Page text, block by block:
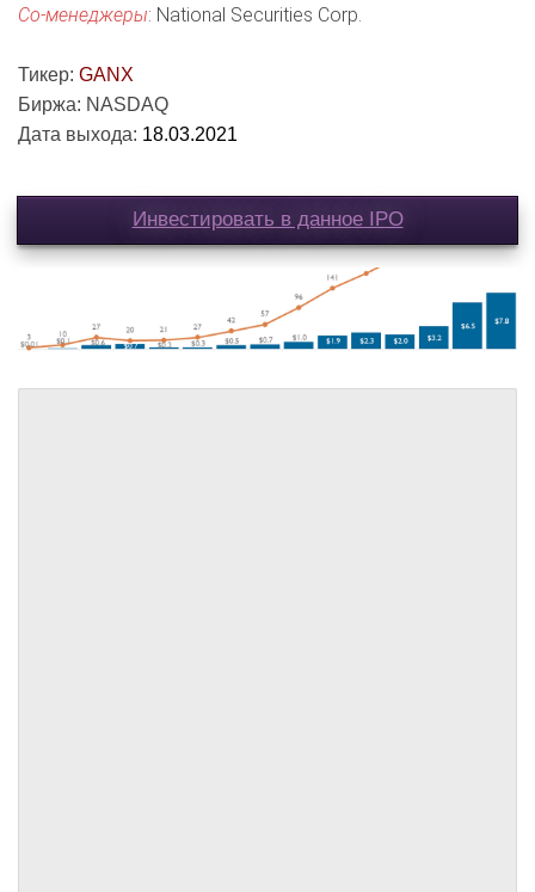
Со-менеджеры: National Securities Corp.
Тикер: GANX
Биржа: NASDAQ
Дата выхода: 18.03.2021
Инвестировать в данное IPO